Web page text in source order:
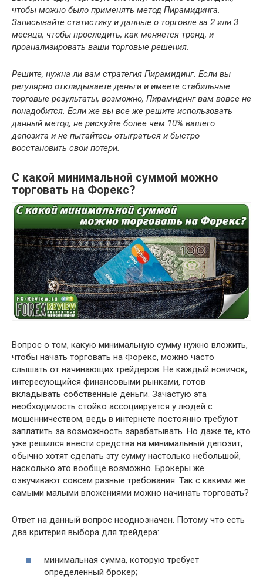
чтобы можно было применять метод Пирамидинга.
Записывайте статистику и данные о торговле за 2 или 3
месяца, чтобы проследить, как меняется тренд, и
проанализировать ваши торговые решения.
Решите, нужна ли вам стратегия Пирамидинг. Если вы
регулярно откладываете деньги и имеете стабильные
торговые результаты, возможно, Пирамидинг вам вовсе не
понадобится. Если же вы все же решите использовать
данный метод, не рискуйте более чем 10% вашего
депозита и не пытайтесь отыграться и быстро
восстановить свои потери.
С какой минимальной суммой можно
торговать на Форекс?
Вопрос о том, какую минимальную сумму нужно вложить,
чтобы начать торговать на Форекс, можно часто
слышать от начинающих трейдеров. Не каждый новичок,
интересующийся финансовыми рынками, готов
вкладывать собственные деньги. Зачастую эта
необходимость стойко ассоциируется у людей с
мошенничеством, ведь в интернете постоянно требуют
заплатить за возможность зарабатывать. Но даже те, кто
уже решился внести средства на минимальный депозит,
обычно хотят сделать эту сумму настолько небольшой,
насколько это вообще возможно. Брокеры же
озвучивают совсем разные требования. Так с какими же
самыми малыми вложениями можно начинать торговать?
Ответ на данный вопрос неоднозначен. Потому что есть
два критерия выбора для трейдера:
минимальная сумма, которую требует
определённый брокер;